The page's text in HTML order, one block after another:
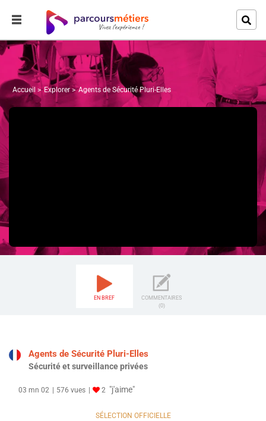
Accueil Explorer Agents de Sécurité Pluri-Elles
EN BREF
COMMENTAIRES
(0)
Agents de Sécurité Pluri-Elles
Sécurité et surveillance privées
03 mn 02 576 vues 2 "j'aime"
SÉLECTION OFFICIELLE